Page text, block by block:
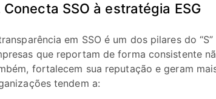
Conecta SSO à estratégia ESG
em SSO é um dos pilares do
que reportam de forma consistente
fortalecem sua reputação e geram
tendem a: